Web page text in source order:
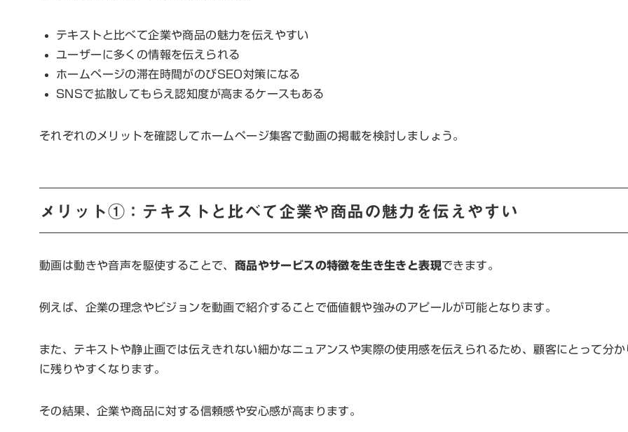
テキストと比べて企業や商品の魅力を伝えやすい
ユーザーに多くの情報を伝えられる
ホームページの滞在時間がのびSEO対策になる
SNSで拡散してもらえ認知度が高まるケースもある
それぞれのメリットを確認してホームページ集客で動画の掲載を検討しましょう。
メリット①：テキストと比べて企業や商品の魅力を伝えやすい
動画は動きや音声を駆使することで、 商品やサービスの特徴を生き生きと表現できます。
例えば、企業の理念やビジョンを動画で紹介することで価値観や強みのアピールが可能となります。
また、テキストや静止画では伝えきれない細かなニュアンスや実際の使用感を伝えられるため、顧客にとって分か
に残りやすくなります。
その結果、企業や商品に対する信頼感や安心感が高まります。